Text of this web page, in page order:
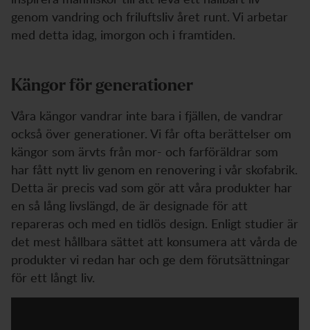
genom vandring och friluftsliv året runt. Vi arbetar
med detta idag, imorgon och i framtiden.
Kängor för generationer
Våra kängor vandrar inte bara i fjällen, de vandrar
också över generationer. Vi får ofta berättelser om
kängor som ärvts från mor- och farföräldrar som
har fått nytt liv genom en renovering i vår skofabrik.
Detta är precis vad som gör att våra produkter har
en så lång livslängd, de är designade för att
repareras och med en tidlös design. Enligt studier är
det mest hållbara sättet att konsumera att vårda de
produkter vi redan har och ge dem förutsättningar
för ett långt liv.